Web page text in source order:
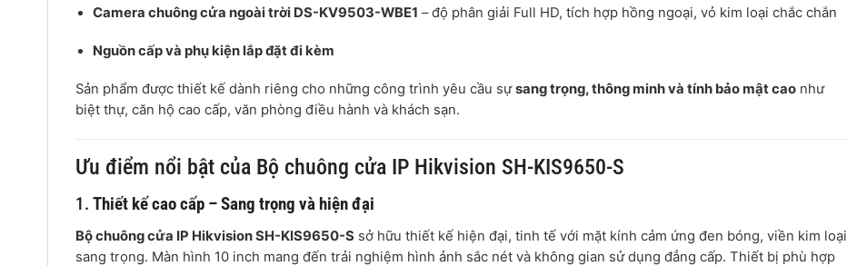
Camera chuông cửa ngoài trời DS-KV9503-WBE1 – độ phân giải Full HD, tích hợp hồng ngoại, vỏ kim loại chắc chắn
Nguồn cấp và phụ kiện lắp đặt đi kèm
Sản phẩm được thiết kế dành riêng cho những công trình yêu cầu sựsang trọng, thông minh và tính bảo mật cao như
biệt thự, căn hộ cao cấp, văn phòng điều hành và khách sạn.
Ưu điểm nổi bật của Bộ chuông cửa IP Hikvision SH-KIS9650-S
1. Thiết kế cao cấp – Sang trọng và hiện đại
Bộ chuông cửa IP Hikvision SH-KIS9650-S sở hữu thiết kế hiện đại, tinh tế với mặt kính cảm ứng đen bóng, viền kim loại
sang trọng. Màn hình 10 inch mang đến trải nghiệm hình ảnh sắc nét và không gian sử dụng đẳng cấp. Thiết bị phù hợp